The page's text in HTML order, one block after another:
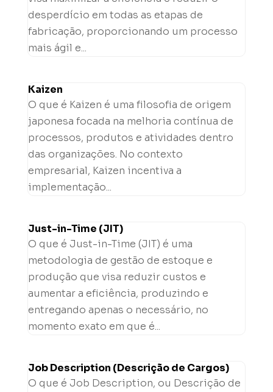
desperdício em todas as etapas de
fabricação, proporcionando um processo
mais ágil e...
Kaizen
O que é Kaizen é uma filosofia de origem
japonesa focada na melhoria contínua de
processos, produtos e atividades dentro
das organizações. No contexto
empresarial, Kaizen incentiva a
implementação...
Just-in-Time (JIT)
O que é Just-in-Time (JIT) é uma
metodologia de gestão de estoque e
produção que visa reduzir custos e
aumentar a eficiência, produzindo e
entregando apenas o necessário, no
momento exato em que é...
Job Description (Descrição de Cargos)
O que é Job Description, ou Descrição de